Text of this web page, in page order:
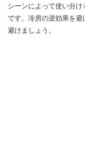
シーンによって使い分
です。冷房の逆効果を
避けましょう。